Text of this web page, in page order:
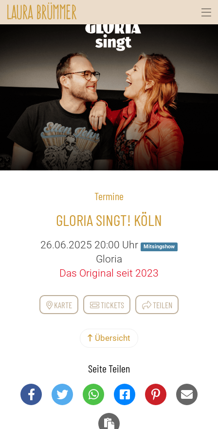
Termine
GLORIA SINGT! KÖLN
26.06.2025 20:00 Uhr Mitsingshow
Gloria
Das Original seit 2023
KARTE TICKETS TEILEN
Übersicht
Seite Teilen